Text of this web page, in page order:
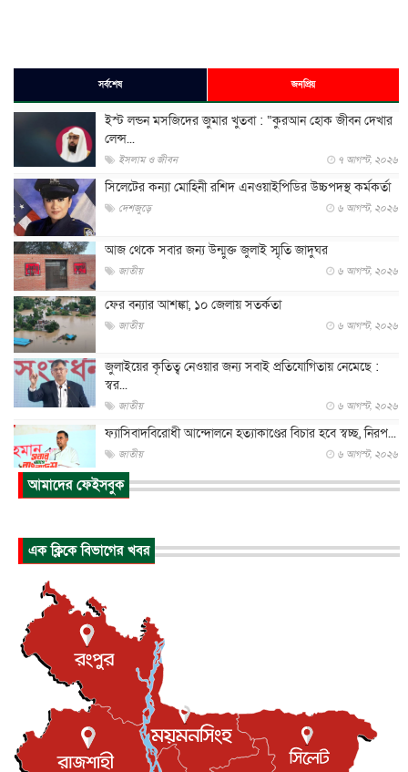
সর্বশেষ জনপ্রিয়
ইস্ট লন্ডন মসজিদের জুমার খুতবা : “কুরআন হোক জীবন দেখার
লেন্স...
ইসলাম ও জীবন ৭ আগস্ট, ২০২৬
সিলেটের কন্যা মোহিনী রশিদ এনওয়াইপিডির উচ্চপদস্থ কর্মকর্তা
দেশজুড়ে ৬ আগস্ট, ২০২৬
আজ থেকে সবার জন্য উন্মুক্ত জুলাই স্মৃতি জাদুঘর
জাতীয় ৬ আগস্ট, ২০২৬
ফের বন্যার আশঙ্কা, ১০ জেলায় সতর্কতা
জাতীয় ৬ আগস্ট, ২০২৬
জুলাইয়ের কৃতিত্ব নেওয়ার জন্য সবাই প্রতিযোগিতায় নেমেছে :
স্বর...
জাতীয় ৬ আগস্ট, ২০২৬
ফ্যাসিবাদবিরোধী আন্দোলনে হত্যাকাণ্ডের বিচার হবে স্বচ্ছ, নিরপ...
জাতীয় ৬ আগস্ট, ২০২৬
ভারত সরকারের কাছে ক্ষমা চাইলেন জাকারবার্গ
আকাশে ট্রাম্পের হেলিকপ্টার ও যাত্রীবাহী বিমান মুখোমুখি, তদন্...
আন্তর্জাতিক
আন্তর্জাতিক
যুক্তরাষ্ট্রে পারিবারিক সংঘাতে বন্দুক হামলা, নিহত ৩
আন্তর্জাতিক
টি-টোয়েন্টি ইতিহাসের সর্বোচ্চ রানের মালিক এখন জস বাটলার
খেলাধুলা ৬ আগস্ট, ২০২৬
বস্তিতে কেটেছে শৈশব, আজ মুম্বাইয়ে দুই বাড়ির মালিক
আমাদের ফেইসবুক
এক ক্লিকে বিভাগের খবর